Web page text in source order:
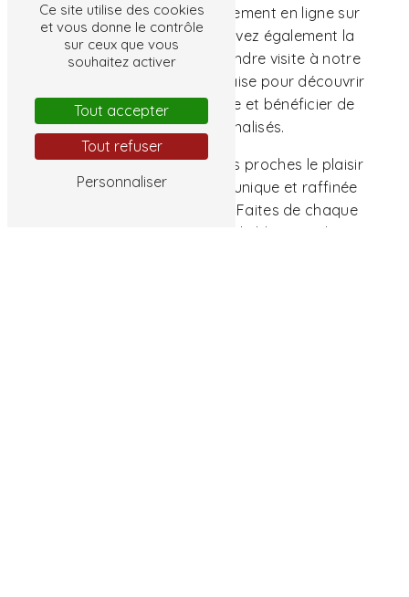
au 02 47 94 63 91 ou directement en ligne sur
notre site internet. Vous avez également la
possibilité de venir nous rendre visite à notre
boutique de Preuilly-sur-Claise pour découvrir
nos créations en personne et bénéficier de
conseils personnalisés.
Offrez-vous ou offrez à vos proches le plaisir
d'une composition florale unique et raffinée
avec La Clef des Champs. Faites de chaque
instant un moment inoubliable avec des
Ce site utilise des cookies
et vous donne le contrôle
sur ceux que vous
souhaitez activer
Tout accepter
Tout refuser
Personnaliser